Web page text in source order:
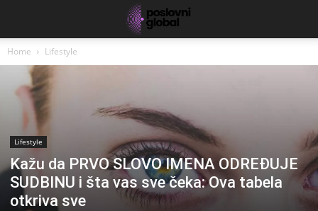
Home Lifestyle
Lifestyle
Kažu da PRVO SLOVO IMENA ODREĐUJE
SUDBINU i šta vas sve čeka: Ova tabela
otkriva sve